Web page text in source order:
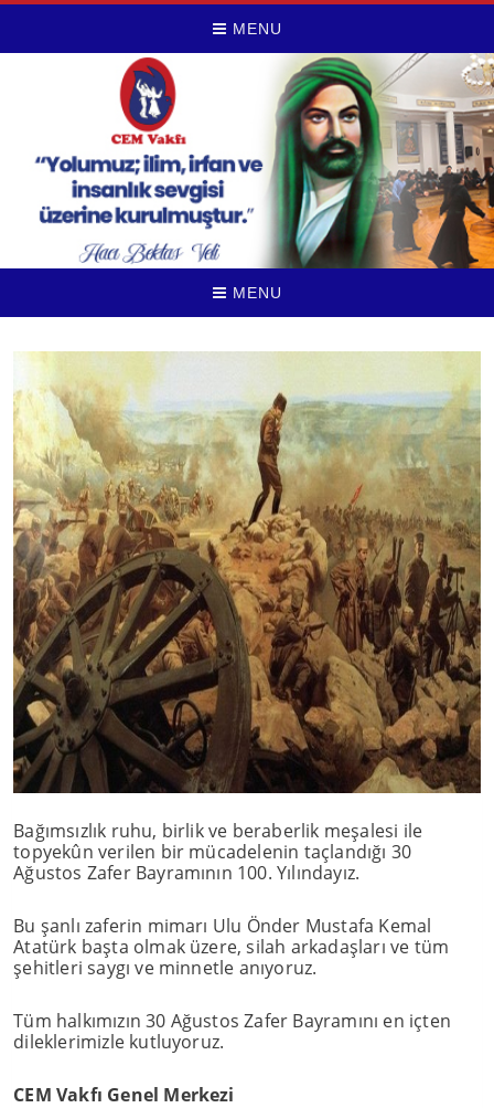
MENU
MENU
Bağımsızlık ruhu, birlik ve beraberlik meşalesi ile
topyekûn verilen bir mücadelenin taçlandığı 30
Ağustos Zafer Bayramının 100. Yılındayız.
Bu şanlı zaferin mimarı Ulu Önder Mustafa Kemal
Atatürk başta olmak üzere, silah arkadaşları ve tüm
şehitleri saygı ve minnetle anıyoruz.
Tüm halkımızın 30 Ağustos Zafer Bayramını en içten
dileklerimizle kutluyoruz.
CEM Vakfı Genel Merkezi